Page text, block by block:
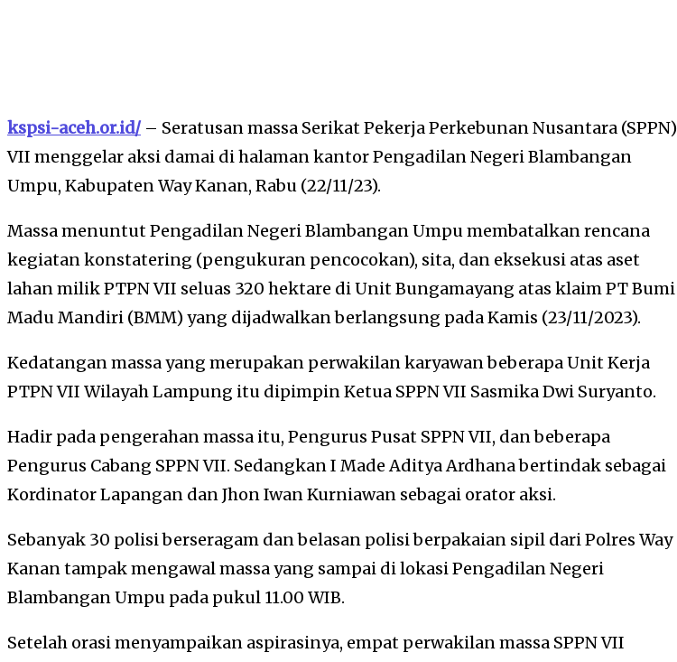
kspsi-aceh.or.id/– Seratusan massa Serikat Pekerja Perkebunan Nusantara (SPPN)
VII menggelar aksi damai di halaman kantor Pengadilan Negeri Blambangan
Umpu, Kabupaten Way Kanan, Rabu (22/11/23).
Massa menuntut Pengadilan Negeri Blambangan Umpu membatalkan rencana
kegiatan konstatering (pengukuran pencocokan), sita, dan eksekusi atas aset
lahan milik PTPN VII seluas 320 hektare di Unit Bungamayang atas klaim PT Bumi
Madu Mandiri (BMM) yang dijadwalkan berlangsung pada Kamis (23/11/2023).
Kedatangan massa yang merupakan perwakilan karyawan beberapa Unit Kerja
PTPN VII Wilayah Lampung itu dipimpin Ketua SPPN VII Sasmika Dwi Suryanto.
Hadir pada pengerahan massa itu, Pengurus Pusat SPPN VII, dan beberapa
Pengurus Cabang SPPN VII. Sedangkan I Made Aditya Ardhana bertindak sebagai
Kordinator Lapangan dan Jhon Iwan Kurniawan sebagai orator aksi.
Sebanyak 30 polisi berseragam dan belasan polisi berpakaian sipil dari Polres Way
Kanan tampak mengawal massa yang sampai di lokasi Pengadilan Negeri
Blambangan Umpu pada pukul 11.00 WIB.
Setelah orasi menyampaikan aspirasinya, empat perwakilan massa SPPN VII